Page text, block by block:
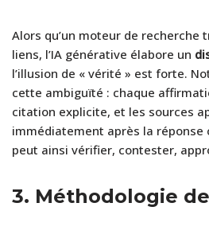
Alors qu’un moteur de recherche
liens, l’IA générative élabore un
l’illusion de « vérité » est forte.
cette ambiguïté : chaque
citation explicite, et les sources
immédiatement après la réponse
peut ainsi vérifier, contester,
3. Méthodologie